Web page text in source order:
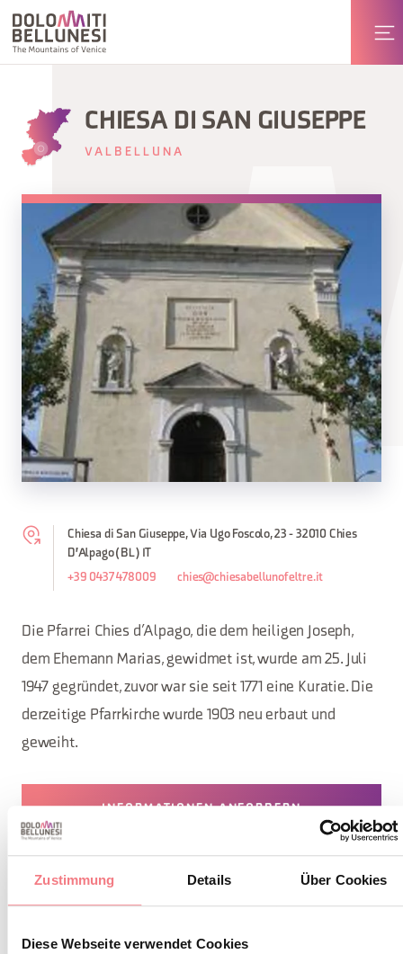
Zustimmung Details Über Cookies
Diese Webseite verwendet Cookies
CHIESA DI SAN GIUSEPPE
VALBELLUNA
Chiesa di San Giuseppe, Via Ugo Foscolo, 23 - 32010 Chies
D'Alpago (BL) IT
+39 0437 478009 chies@chiesabellunofeltre.it
Die Pfarrei Chies d’Alpago, die dem heiligen Joseph,
dem Ehemann Marias, gewidmet ist, wurde am 25. Juli
1947 gegründet, zuvor war sie seit 1771 eine Kuratie. Die
derzeitige Pfarrkirche wurde 1903 neu erbaut und
geweiht.
INFORMATIONEN ANFORDERN
BLEIBEN SIE IN